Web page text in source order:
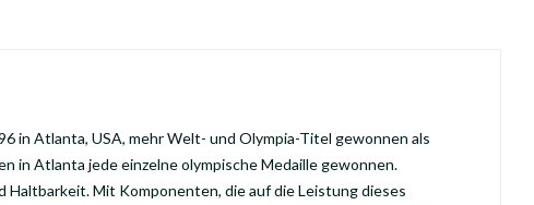
in Atlanta, USA, mehr Welt- und Olympia-Titel gewonnen als
in Atlanta jede einzelne olympische Medaille gewonnen.
Mit Komponenten, die auf die Leistung dieses